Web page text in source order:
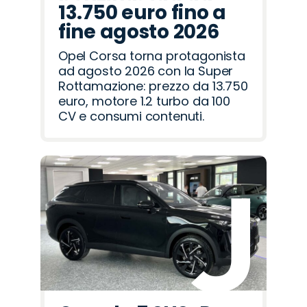
13.750 euro fino a
fine agosto 2026
Opel Corsa torna protagonista
ad agosto 2026 con la Super
Rottamazione: prezzo da 13.750
euro, motore 1.2 turbo da 100
CV e consumi contenuti.